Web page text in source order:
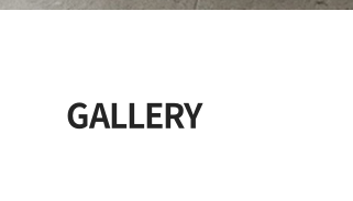
GALLERY